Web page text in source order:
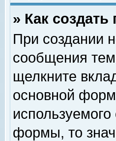
» Как создать
При создании
сообщения
щелкните
основной
формы, то